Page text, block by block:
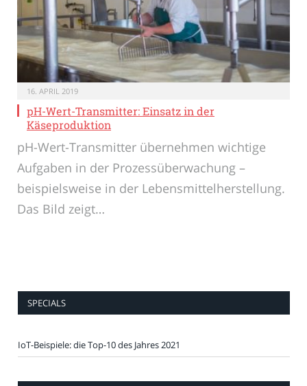
16. APRIL 2019
pH-Wert-Transmitter: Einsatz in der
Käseproduktion
pH-Wert-Transmitter übernehmen wichtige
Aufgaben in der Prozessüberwachung –
beispielsweise in der Lebensmittelherstellung.
Das Bild zeigt…
SPECIALS
IoT-Beispiele: die Top-10 des Jahres 2021